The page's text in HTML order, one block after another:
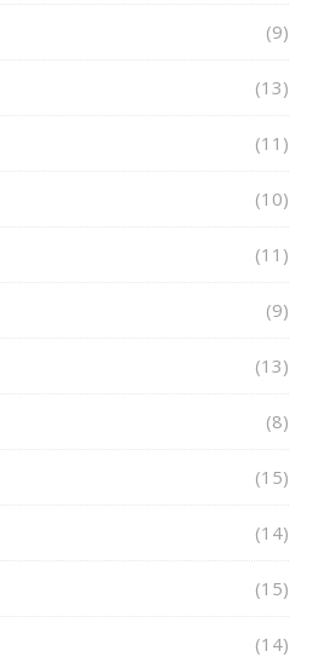
(9)
(13)
(11)
(10)
(11)
(9)
(13)
(8)
(15)
(14)
(15)
(14)